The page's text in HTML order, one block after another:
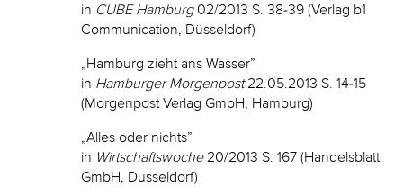
in CUBE Hamburg02/2013 S. 38-39 (Verlag b1
Communication, Düsseldorf)
„Hamburg zieht ans Wasser”
in Hamburger Morgenpost22.05.2013 S. 14-15
(Morgenpost Verlag GmbH, Hamburg)
„Alles oder nichts”
in Wirtschaftswoche20/2013 S. 167 (Handelsblatt
GmbH, Düsseldorf)